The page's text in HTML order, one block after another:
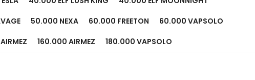
50.000 NEXA 60.000 FREETON
60.000 VAPSOLO
160.000 AIRMEZ 180.000 VAPSOLO